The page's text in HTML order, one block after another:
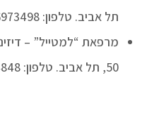
תל אביב. טלפון: 03-6973498.
מרפאת “למטייל” –
50, תל אביב. טלפון: 03-5634848.